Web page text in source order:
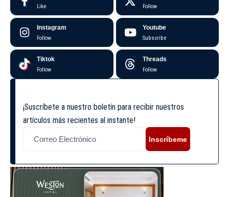
Like Follow
Instagram
Follow
Youtube
Subscribe
Tiktok
Follow
Threads
Follow
¡Suscríbete a nuestro boletín para recibir nuestros
artículos más recientes al instante!
Inscríbeme